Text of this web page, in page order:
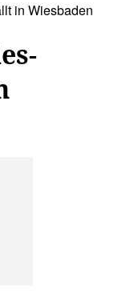
in Wiesbaden